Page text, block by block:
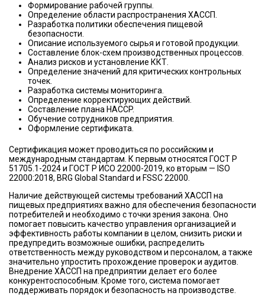
Формирование рабочей группы.
Определение области распространения ХАССП.
Разработка политики обеспечения пищевой
безопасности.
Описание используемого сырья и готовой продукции.
Составление блок-схем производственных процессов.
Анализ рисков и установление ККТ.
Определение значений для критических контрольных
точек.
Разработка системы мониторинга.
Определение корректирующих действий.
Составление плана HACCP.
Обучение сотрудников предприятия.
Оформление сертификата.
Сертификация может проводиться по российским и
международным стандартам. К первым относятся ГОСТ Р
51705.1-2024 и ГОСТ Р ИСО 22000-2019, ко вторым — ISO
22000:2018, BRG Global Standard и FSSC 22000.
Наличие действующей системы требований ХАССП на
пищевых предприятиях важно для обеспечения безопасности
потребителей и необходимо с точки зрения закона. Оно
помогает повысить качество управления организацией и
эффективность работы компании в целом, снизить риски и
предупредить возможные ошибки, распределить
ответственность между руководством и персоналом, а также
значительно упростить прохождение проверок и аудитов.
Внедрение ХАССП на предприятии делает его более
конкурентоспособным. Кроме того, система помогает
поддерживать порядок и безопасность на производстве.